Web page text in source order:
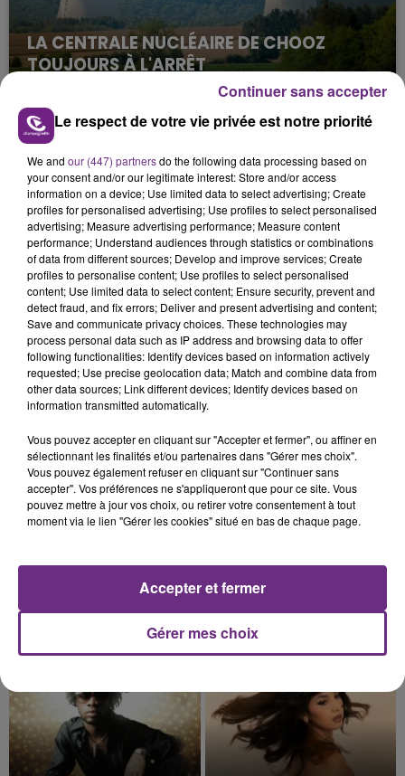
LA CENTRALE NUCLÉAIRE DE CHOOZ
TOUJOURS À L'ARRÊT
Cela fait déjà une semaine que la centrale
nucléaire ardennaise est à l'arrêt. Une situation
justifiée par la sécheresse intense qui est toujours
présente.
LE MAGASIN JOUÉCLUB DE REIMS FERME
SES PORTES
C'était l'une des institutions du centre-ville
rémois. Le magasin JouéClub est contraint de
fermer ses portes.
TITRES DIFFUSÉS
HARRY STYLES TOVE LO & STROMAE
Le respect de votre vie privée est notre priorité
We and our (447) partnersdo the following data processing based on
your consent and/or our legitimate interest: Store and/or access
information on a device; Use limited data to select advertising; Create
profiles for personalised advertising; Use profiles to select personalised
advertising; Measure advertising performance; Measure content
performance; Understand audiences through statistics or combinations
of data from different sources; Develop and improve services; Create
profiles to personalise content; Use profiles to select personalised
content; Use limited data to select content; Ensure security, prevent and
detect fraud, and fix errors; Deliver and present advertising and content;
Save and communicate privacy choices. These technologies may
process personal data such as IP address and browsing data to offer
following functionalities: Identify devices based on information actively
requested; Use precise geolocation data; Match and combine data from
other data sources; Link different devices; Identify devices based on
information transmitted automatically.
Vous pouvez accepter en cliquant sur "Accepter et fermer", ou affiner en
sélectionnant les finalités et/ou partenaires dans "Gérer mes choix".
Vous pouvez également refuser en cliquant sur "Continuer sans
accepter". Vos préférences ne s'appliqueront que pour ce site. Vous
pouvez mettre à jour vos choix, ou retirer votre consentement à tout
moment via le lien "Gérer les cookies" situé en bas de chaque page.
Gérer mes choix
Accepter et fermer
Continuer sans accepter